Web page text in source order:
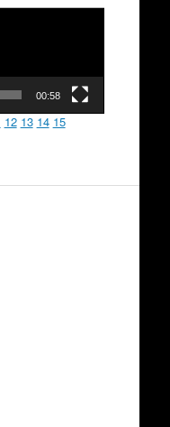
00:58
12 13 14 15